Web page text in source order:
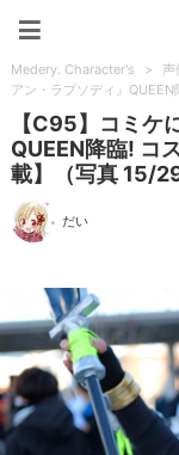
Medery. Character's > 声
アン・ラプソディ』QUEEN
【C95】コミケ
QUEEN降臨! コ
載】（写真 15/29
だい